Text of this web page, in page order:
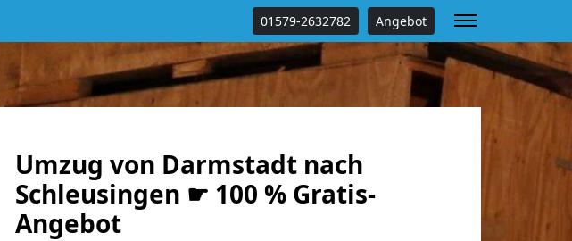
01579-2632782 Angebot
Umzug von Darmstadt nach
Schleusingen ☛ 100 % Gratis-
Angebot